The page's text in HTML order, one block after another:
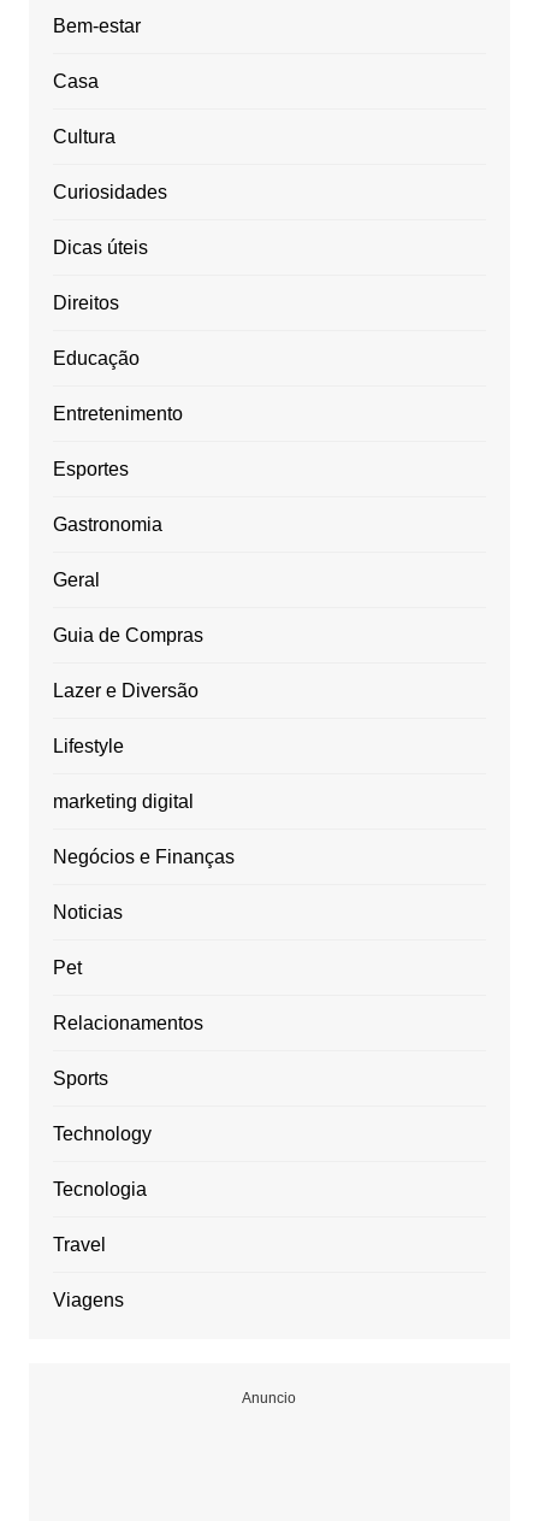
Bem-estar
Casa
Cultura
Curiosidades
Dicas úteis
Direitos
Educação
Entretenimento
Esportes
Gastronomia
Geral
Guia de Compras
Lazer e Diversão
Lifestyle
marketing digital
Negócios e Finanças
Noticias
Pet
Relacionamentos
Sports
Technology
Tecnologia
Travel
Viagens
Anuncio